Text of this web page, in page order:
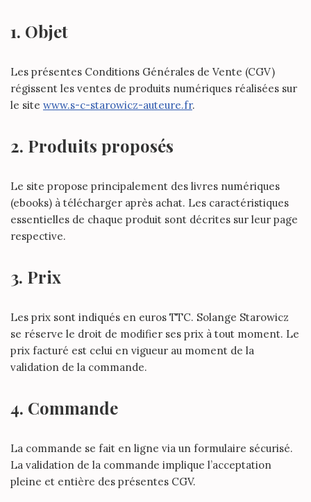
1. Objet
Les présentes Conditions Générales de Vente (CGV)
régissent les ventes de produits numériques réalisées sur
le site www.s-c-starowicz-auteure.fr.
2. Produits proposés
Le site propose principalement des livres numériques
(ebooks) à télécharger après achat. Les caractéristiques
essentielles de chaque produit sont décrites sur leur page
respective.
3. Prix
Les prix sont indiqués en euros TTC. Solange Starowicz
se réserve le droit de modifier ses prix à tout moment. Le
prix facturé est celui en vigueur au moment de la
validation de la commande.
4. Commande
La commande se fait en ligne via un formulaire sécurisé.
La validation de la commande implique l’acceptation
pleine et entière des présentes CGV.